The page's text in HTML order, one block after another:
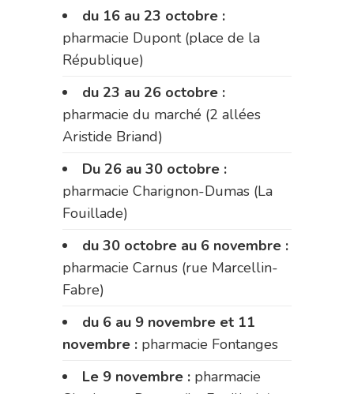
du 16 au 23 octobre :
pharmacie Dupont (place de la
République)
du 23 au 26 octobre :
pharmacie du marché (2 allées
Aristide Briand)
Du 26 au 30 octobre :
pharmacie Charignon-Dumas (La
Fouillade)
du 30 octobre au 6 novembre :
pharmacie Carnus (rue Marcellin-
Fabre)
du 6 au 9 novembre et 11
novembre : pharmacie Fontanges
Le 9 novembre : pharmacie